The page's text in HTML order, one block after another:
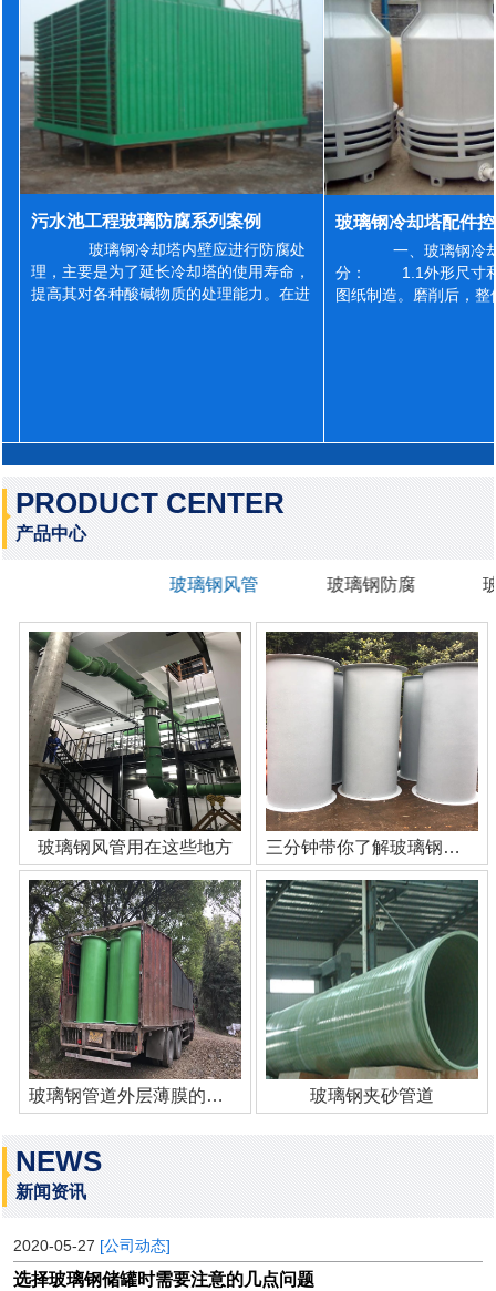
污水池工程玻璃防腐系列案例
玻璃钢冷却塔内壁应进行防腐处
理，主要是为了延长冷却塔的使用寿命，
提高其对各种酸碱物质的处理能力。在进
一、玻璃钢冷
分： 1.1外形尺寸和
图纸制造。磨削后，
PRODUCT CENTER
产品中心
玻璃钢风管 玻璃钢防腐
玻璃钢风管用在这些地方 三分钟带你了解玻璃钢管道
玻璃钢管道外层薄膜的作用 玻璃钢夹砂管道
NEWS
新闻资讯
2020-05-27 [公司动态]
选择玻璃钢储罐时需要注意的几点问题